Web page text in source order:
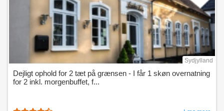
Sydjylland
Dejligt ophold for 2 tæt på grænsen - I får 1 skøn overnatning
for 2 inkl. morgenbuffet, f...